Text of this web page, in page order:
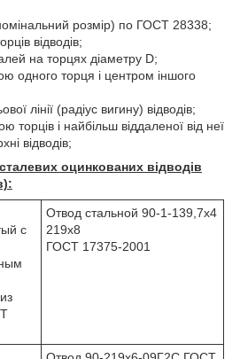
розмір) по ГОСТ 28338;
відводів;
на торцях діаметру D;
одного торця і центром іншого
лінії (радіус вигину) відводів;
і найбільш віддаленої від неї
відводів;
оцинкованих відводів
с
Отвод стальной 90-1-139,7х4
219х8
ГОСТ 17375-2001